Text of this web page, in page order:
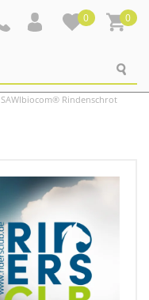
0 0
SAWIbiocom® Rindenschrot